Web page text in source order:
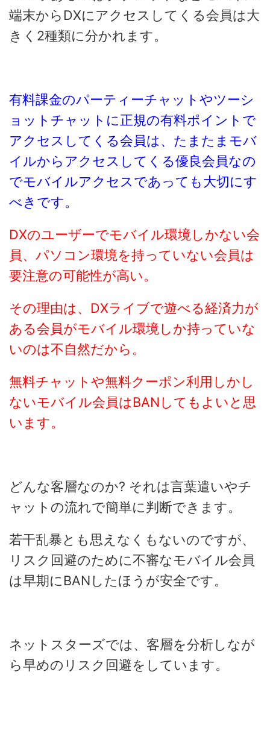
端末からDXにアクセスしてくる会員は大
きく2種類に分かれます。
有料課金のパーティーチャットやツーシ
ョットチャットに正規の有料ポイントで
アクセスしてくる会員は、たまたまモバ
イルからアクセスしてくる優良会員なの
でモバイルアクセスであっても大切にす
べきです。
DXのユーザーでモバイル環境しかない会
員、パソコン環境を持っていない会員は
要注意の可能性が高い。
その理由は、DXライブで遊べる経済力が
ある会員がモバイル環境しか持っていな
いのは不自然だから。
無料チャットや無料クーポン利用しかし
ないモバイル会員はBANしてもよいと思
います。
どんな客層なのか? それは言葉遣いやチ
ャットの流れで簡単に判断できます。
若干乱暴とも思えなくもないのですが、
リスク回避のために不審なモバイル会員
は早期にBANしたほうが安全です。
ネットスターズでは、客層を分析しなが
ら早めのリスク回避をしています。